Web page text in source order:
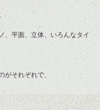
、平面、立体、いろんなタイ
がそれぞれで、